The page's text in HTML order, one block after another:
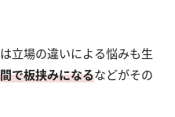
立場の違いによる悩みも生
で板挟みになるなどがその